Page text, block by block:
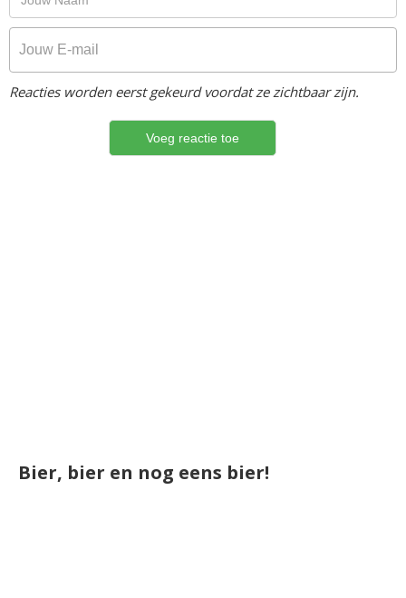
Reacties worden eerst gekeurd voordat ze zichtbaar zijn.
Bier, bier en nog eens bier!